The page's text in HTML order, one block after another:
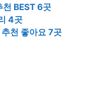
BEST 6곳
4곳
천 좋아요 7곳